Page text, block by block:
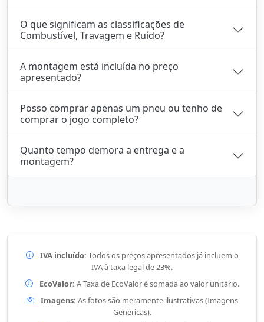
O que significam as classificações de
Combustível, Travagem e Ruído?
A montagem está incluída no preço
apresentado?
Posso comprar apenas um pneu ou tenho de
comprar o jogo completo?
Quanto tempo demora a entrega e a
montagem?
IVA incluído: Todos os preços apresentados já incluem o
IVA à taxa legal de 23%.
EcoValor: A Taxa de EcoValor é somada ao valor unitário.
Imagens: As fotos são meramente ilustrativas (Imagens
Genéricas).